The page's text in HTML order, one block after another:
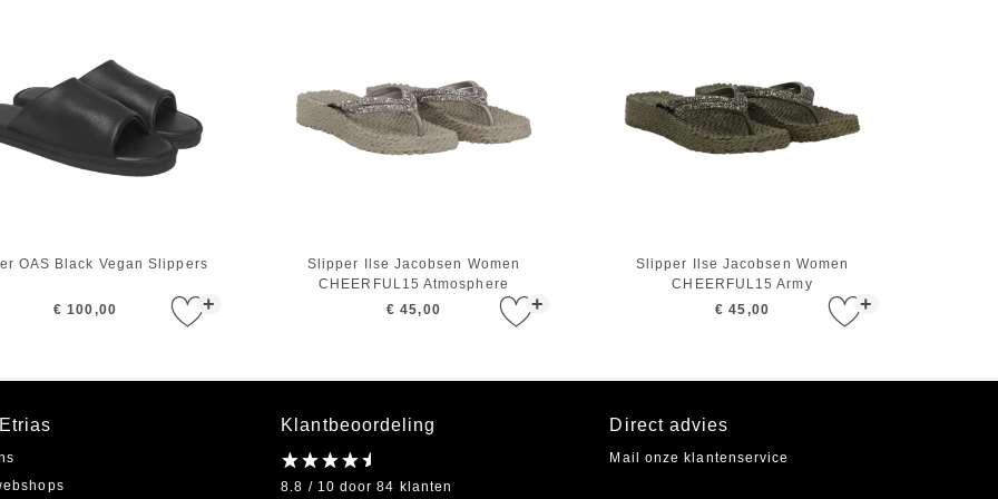
+
OAS Black Vegan Slippers
€ 100,00 +
Slipper Ilse Jacobsen Women
CHEERFUL15 Atmosphere
€ 45,00
+
Slipper Ilse Jacobsen Women
CHEERFUL15 Army
€ 45,00
Klantbeoordeling
8.8 / 10 door 84 klanten
Direct advies
Mail onze klantenservice